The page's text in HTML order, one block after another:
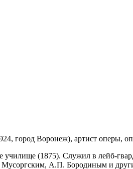
город Воронеж), артист оперы,
(1875). Служил в лейб-
Мусоргским, А.П. Бородиным и